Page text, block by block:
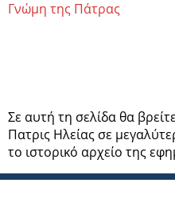
Γνώμη της Πάτρας
Σε αυτή τη σελίδα θα
Πατρις Ηλείας σε
το ιστορικό αρχείο της